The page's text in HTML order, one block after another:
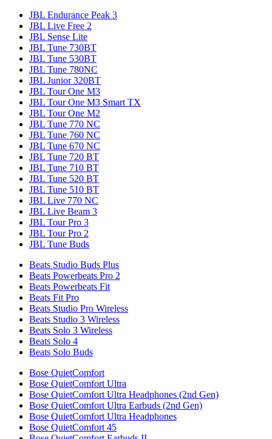
JBL Endurance Peak 3
JBL Live Free 2
JBL Sense Lite
JBL Tune 730BT
JBL Tune 530BT
JBL Tune 780NC
JBL Junior 320BT
JBL Tour One M3
JBL Tour One M3 Smart TX
JBL Tour One M2
JBL Tune 770 NC
JBL Tune 760 NC
JBL Tune 670 NC
JBL Tune 720 BT
JBL Tune 710 BT
JBL Tune 520 BT
JBL Tune 510 BT
JBL Live 770 NC
JBL Live Beam 3
JBL Tour Pro 3
JBL Tour Pro 2
JBL Tune Buds
Beats Studio Buds Plus
Beats Powerbeats Pro 2
Beats Powerbeats Fit
Beats Fit Pro
Beats Studio Pro Wireless
Beats Studio 3 Wireless
Beats Solo 3 Wireless
Beats Solo 4
Beats Solo Buds
Bose QuietComfort
Bose QuietComfort Ultra
Bose QuietComfort Ultra Headphones (2nd Gen)
Bose QuietComfort Ultra Earbuds (2nd Gen)
Bose QuietComfort Ultra Headphones
Bose QuietComfort 45